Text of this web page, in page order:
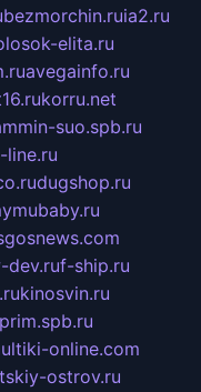
bezmorchin.ruia2.ru
elita.ru
avegainfo.ru
korru.net
suo.spb.ru
line.ru
dugshop.ru
dev.ruf-ship.ru
kinosvin.ru
online.com
ostrov.ru